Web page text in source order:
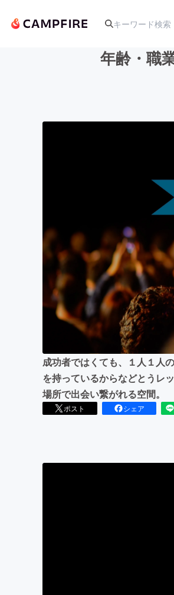
テクノロジー
映像・映画
ビジネス・起業
まちづくり・
年齢・職
成功者ではくても、１人１人
を持っているからなどとうレ
場所で出会い繋がれる空間。
ポスト シェア